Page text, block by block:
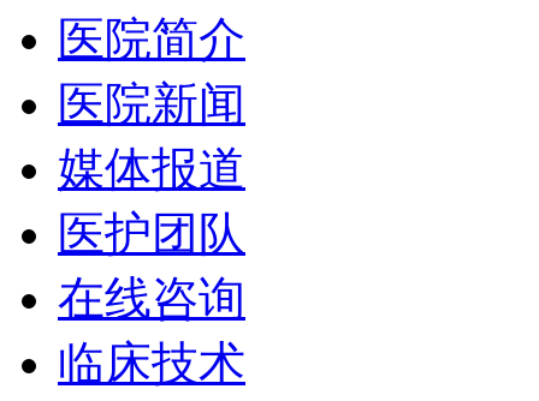
医院简介
医院新闻
媒体报道
医护团队
在线咨询
临床技术